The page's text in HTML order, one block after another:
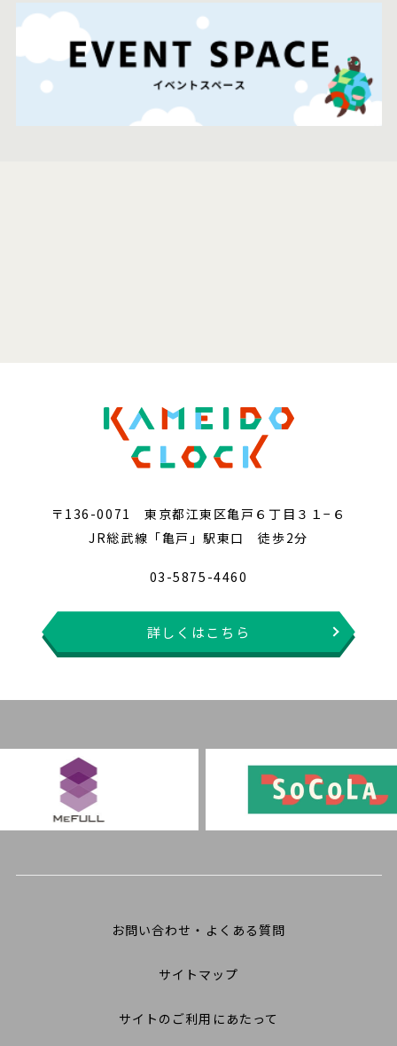
〒136-0071 東京都江東区亀戸６丁目３１−６
JR総武線「亀戸」駅東口 徒歩2分
03-5875-4460
詳しくはこちら
お問い合わせ・よくある質問
サイトマップ
サイトのご利用にあたって